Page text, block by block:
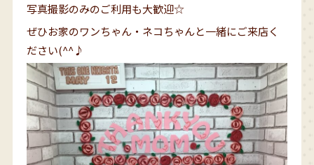
写真撮影のみのご利用も大歓迎☆
ぜひお家のワンちゃん・ネコちゃんと一緒にご来店く
ださい(^^♪